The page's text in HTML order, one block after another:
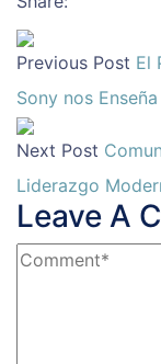
Previous Post El
Sony nos Enseña
Next Post
Liderazgo
Leave A